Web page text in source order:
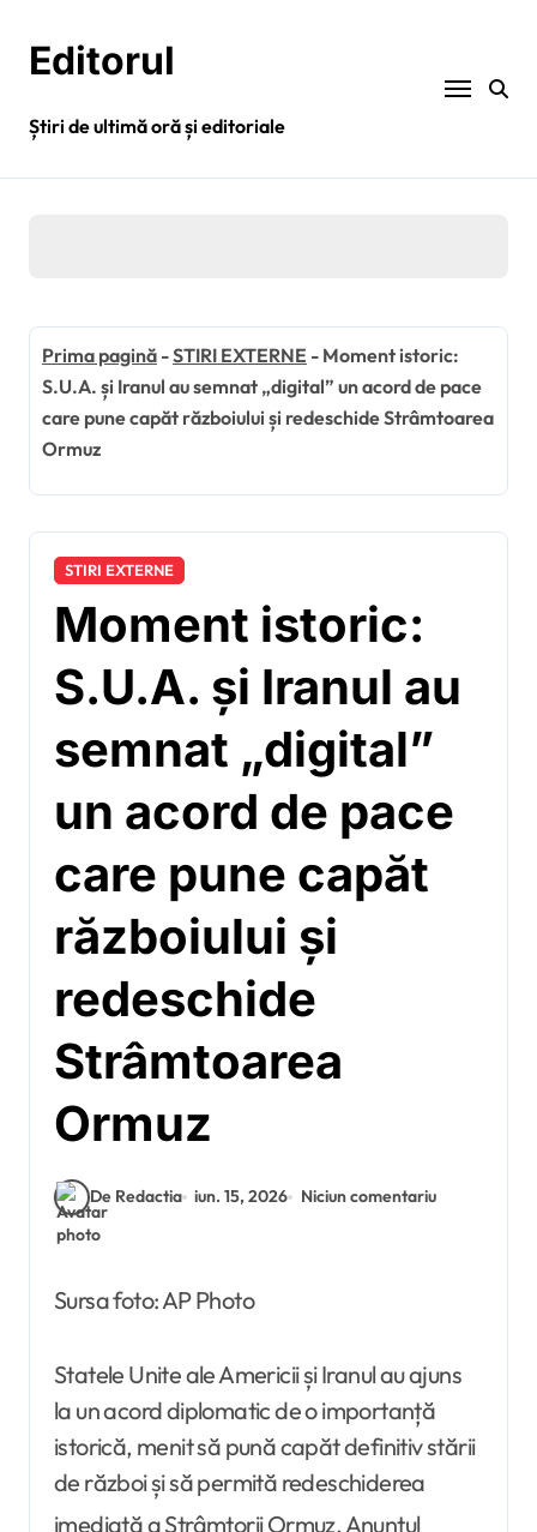
conținutEditorul
Știri de ultimă oră și editoriale
Prima pagină -STIRI EXTERNE - Moment istoric:
S.U.A. și Iranul au semnat „digital” un acord de pace
care pune capăt războiului și redeschide Strâmtoarea
Ormuz
STIRI EXTERNE
Moment istoric:
S.U.A. și Iranul au
semnat „digital”
un acord de pace
care pune capăt
războiului și
redeschide
Strâmtoarea
Ormuz
De Redactia iun. 15, 2026 Niciun comentariu
Sursa foto: AP Photo
Statele Unite ale Americii și Iranul au ajuns
la un acord diplomatic de o importanță
istorică, menit să pună capăt definitiv stării
de război și să permită redeschiderea
imediată a Strâmtorii Ormuz. Anunțul